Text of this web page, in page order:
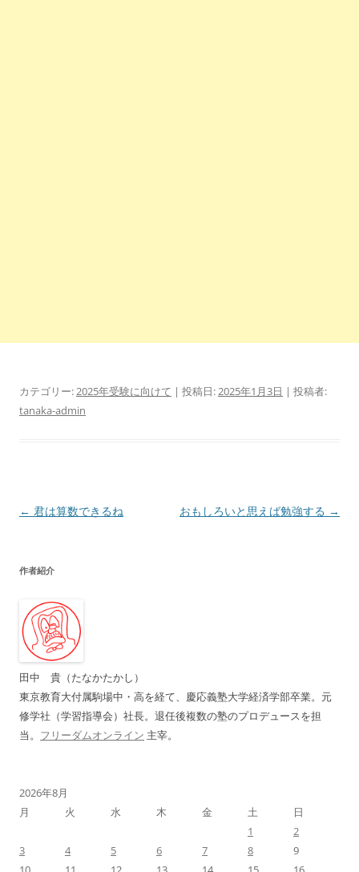
カテゴリー:2025年受験に向けて | 投稿日:2025年1月3日 | 投稿者:
tanaka-admin
投
ビ
ー
シ
ョ
ン
← 君は算数できるね おもしろいと思えば勉強する →
作者紹介
田中 貴（たなかたかし）
東京教育大付属駒場中・高を経て、慶応義塾大学経済学部卒業。元
修学社（学習指導会）社長。退任後複数の塾のプロデュースを担
当。 フリーダムオンライン 主宰。
2026年8月
月
火 水 木 金 土
日
1
2
3
4 5 6 7 8
9